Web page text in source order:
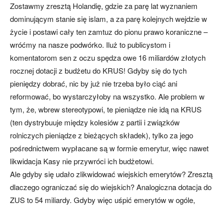
Zostawmy zresztą Holandię, gdzie za parę lat wyznaniem
dominującym stanie się islam, a za parę kolejnych wejdzie w
życie i postawi cały ten zamtuz do pionu prawo koraniczne –
wróćmy na nasze podwórko. Iluż to publicystom i
komentatorom sen z oczu spędza owe 16 miliardów złotych
rocznej dotacji z budżetu do KRUS! Gdyby się do tych
pieniędzy dobrać, nic by już nie trzeba było ciąć ani
reformować, bo wystarczyłoby na wszystko. Ale problem w
tym, że, wbrew stereotypowi, te pieniądze nie idą na KRUS
(ten dystrybuuje między kolesiów z partii i związków
rolniczych pieniądze z bieżących składek), tylko za jego
pośrednictwem wypłacane są w formie emerytur, więc nawet
likwidacja Kasy nie przywróci ich budżetowi.
Ale gdyby się udało zlikwidować wiejskich emerytów? Zresztą
dlaczego ograniczać się do wiejskich? Analogiczna dotacja do
ZUS to 54 miliardy. Gdyby więc uśpić emerytów w ogóle,